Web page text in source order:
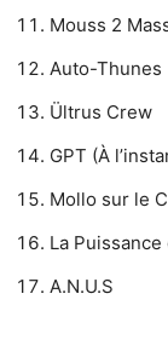
Mouss 2
Auto-Thunes
Ültrus Crew
GPT (À
Mollo sur le
La
A.N.U.S